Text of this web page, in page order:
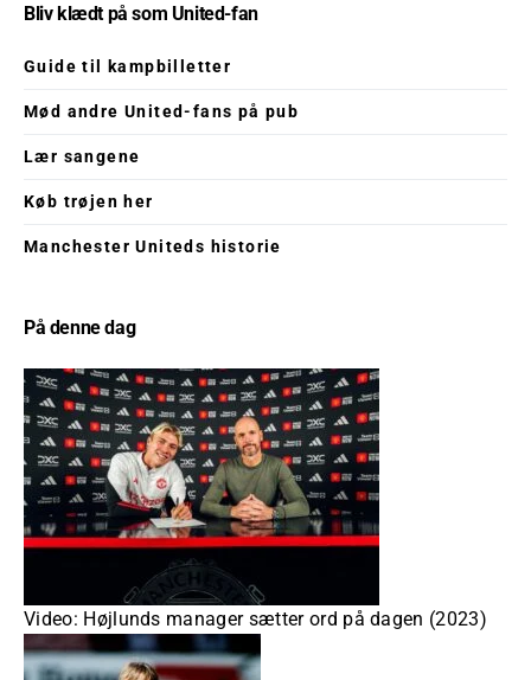
Bliv klædt på som United-fan
Guide til kampbilletter
Mød andre United-fans på pub
Lær sangene
Køb trøjen her
Manchester Uniteds historie
På denne dag
Video: Højlunds manager sætter ord på dagen (2023)